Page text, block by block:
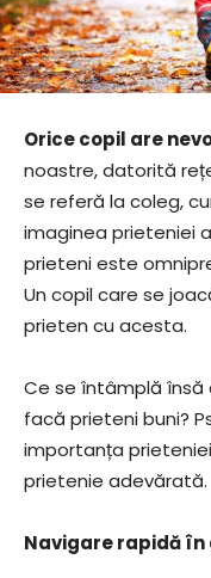
Orice copil are
noastre, datorită
se referă la coleg,
imaginea prieteniei
prieteni este
Un copil care se
prieten cu acesta.
Ce se întâmplă însă
facă prieteni buni?
importanța
prietenie adevărată.
Navigare rapidă